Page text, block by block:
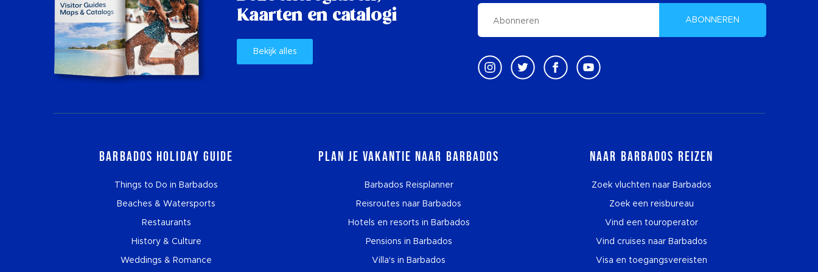
Kaarten en catalogi
Bekijk alles
ABONNEREN
Barbados Holiday Guide
Things to Do in Barbados
Beaches & Watersports
Restaurants
History & Culture
Weddings & Romance
Plan je vakantie naar Barbados
Barbados Reisplanner
Reisroutes naar Barbados
Hotels en resorts in Barbados
Pensions in Barbados
Villa's in Barbados
Naar Barbados reizen
Zoek vluchten naar Barbados
Zoek een reisbureau
Vind een touroperator
Vind cruises naar Barbados
Visa en toegangsvereisten